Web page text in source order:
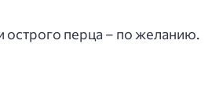
острого перца – по желанию.